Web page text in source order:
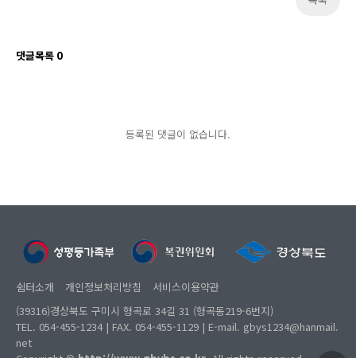
댓글목록 0
등록된 댓글이 없습니다.
쉼터소개 개인정보처리방침
서비스이용약관
(39316)경상북도 구미시 형곡로 34길 31 (형곡동219-6번지)
TEL. 054-455-1234 | FAX. 054-455-1129 | E-mail. gbys1234@hanmail.
net